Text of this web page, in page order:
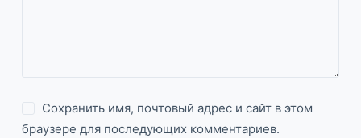
Сохранить имя, почтовый адрес и сайт в этом
браузере для последующих комментариев.